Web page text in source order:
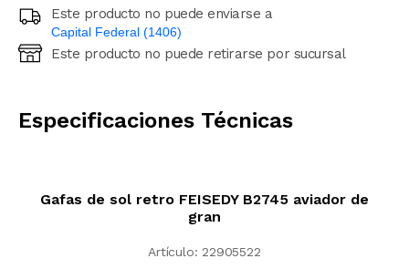
Este producto no puede enviarse a
Capital Federal (1406)
Ingresá código postal (sólo números)
Este producto no puede retirarse por sucursal
Especificaciones Técnicas
Gafas de sol retro FEISEDY B2745 aviador de
gran
Artículo: 22905522